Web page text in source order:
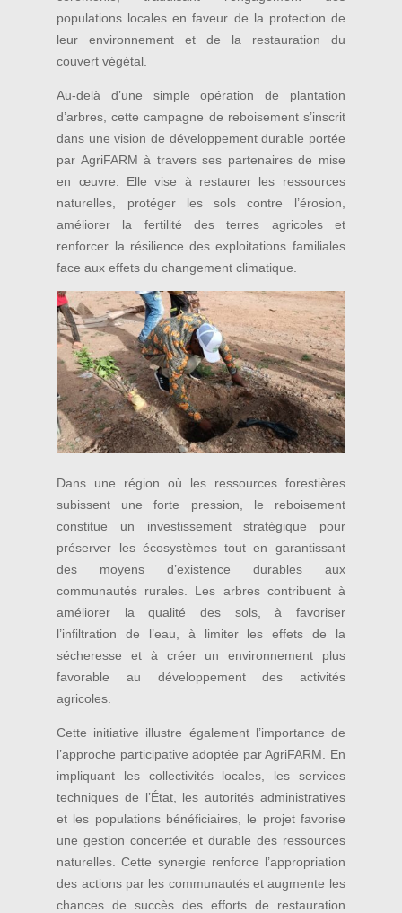
populations locales en faveur de la protection de
leur environnement et de la restauration du
couvert végétal.
Au-delà d’une simple opération de plantation
d’arbres, cette campagne de reboisement s’inscrit
dans une vision de développement durable portée
par AgriFARM à travers ses partenaires de mise
en œuvre. Elle vise à restaurer les ressources
naturelles, protéger les sols contre l’érosion,
améliorer la fertilité des terres agricoles et
renforcer la résilience des exploitations familiales
face aux effets du changement climatique.
Dans une région où les ressources forestières
subissent une forte pression, le reboisement
constitue un investissement stratégique pour
préserver les écosystèmes tout en garantissant
des moyens d’existence durables aux
communautés rurales. Les arbres contribuent à
améliorer la qualité des sols, à favoriser
l’infiltration de l’eau, à limiter les effets de la
sécheresse et à créer un environnement plus
favorable au développement des activités
agricoles.
Cette initiative illustre également l’importance de
l’approche participative adoptée par AgriFARM. En
impliquant les collectivités locales, les services
techniques de l’État, les autorités administratives
et les populations bénéficiaires, le projet favorise
une gestion concertée et durable des ressources
naturelles. Cette synergie renforce l’appropriation
des actions par les communautés et augmente les
chances de succès des efforts de restauration